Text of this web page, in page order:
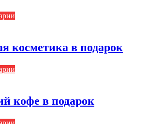
косметика в подарок
кофе в подарок